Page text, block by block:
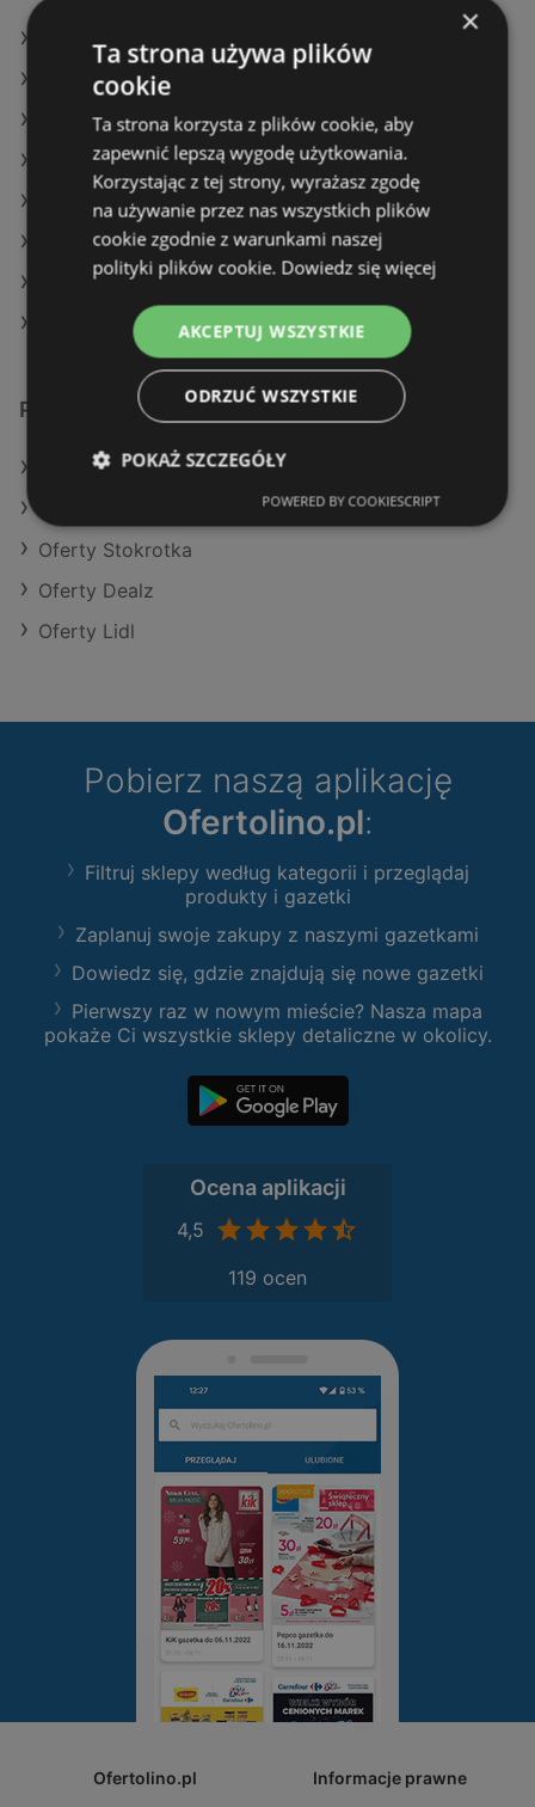
Oferty E.Leclerc
Oferty Selgros
Oferty Auchan
Aktualne gazetki Eurocash
Aktualne gazetki POLOmarket
Aktualne gazetki Selgros
Aktualne gazetki Kaufland
Aktualne gazetki Gram Market
Podobne sklepy detaliczne
Oferty Kaufland
Oferty Stokrotka
Oferty Dealz
Oferty Lidl
Pobierz naszą aplikację
Ofertolino.pl:
Filtruj sklepy według kategorii i przeglądaj
produkty i gazetki
Zaplanuj swoje zakupy z naszymi gazetkami
Dowiedz się, gdzie znajdują się nowe gazetki
Pierwszy raz w nowym mieście? Nasza mapa
pokaże Ci wszystkie sklepy detaliczne w okolicy.
Ocena aplikacji
4,5
119 ocen
Ofertolino.pl Informacje prawne
×
Ta strona używa plików
cookie
Ta strona korzysta z plików cookie, aby
zapewnić lepszą wygodę użytkowania.
Korzystając z tej strony, wyrażasz zgodę
na używanie przez nas wszystkich plików
cookie zgodnie z warunkami naszej
polityki plików cookie. Dowiedz się więcej
AKCEPTUJ WSZYSTKIE
ODRZUĆ WSZYSTKIE
POKAŻ SZCZEGÓŁY
POWERED BY COOKIESCRIPT